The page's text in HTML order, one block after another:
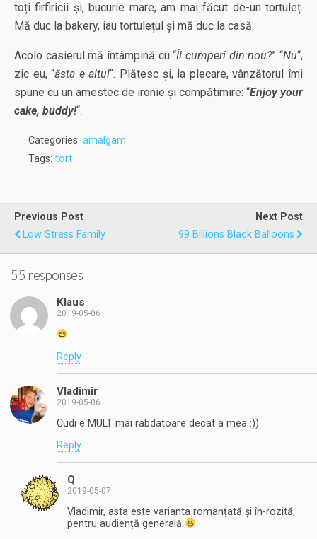
toți firfiricii și, bucurie mare, am mai făcut de-un tortuleț.
Mă duc la bakery, iau tortulețul și mă duc la casă.
Acolo casierul mă întâmpină cu “Îl cumperi din nou?” “Nu“,
zic eu, “ăsta e altul“. Plătesc și, la plecare, vânzătorul îmi
spune cu un amestec de ironie și compătimire: “Enjoy your
cake, buddy!“.
Categories: amalgam
Tags: tort
Previous Post
Low Stress Family
Next Post
99 Billions Black Balloons
55 responses
Klaus
2019-05-06
Reply
Vladimir
2019-05-06
Cudi e MULT mai rabdatoare decat a mea :))
Reply
Q
2019-05-07
Vladimir, asta este varianta romanțată și în-rozită,
pentru audiență generală